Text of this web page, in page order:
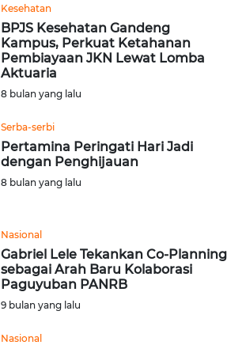
Kesehatan
BPJS Kesehatan Gandeng
Kampus, Perkuat Ketahanan
Pembiayaan JKN Lewat Lomba
Aktuaria
8 bulan yang lalu
Serba-serbi
Pertamina Peringati Hari Jadi
dengan Penghijauan
8 bulan yang lalu
Nasional
Gabriel Lele Tekankan Co-Planning
sebagai Arah Baru Kolaborasi
Paguyuban PANRB
9 bulan yang lalu
Nasional